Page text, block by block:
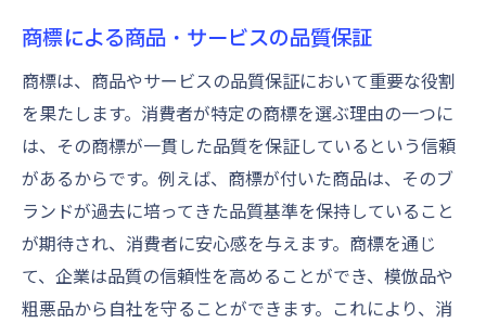
商標制度が提供するブランド育成の新たな視点
ン
商標を通じたブランド育成の長期戦略
新興市場での商標活用事例
商標によるブランド育成の多様なアプロー
チ
商標制度がもたらす未来のブランドビジョ
ン
商標による商品・サービスの品質保証
商標は、商品やサービスの品質保証において重要な役割
を果たします。消費者が特定の商標を選ぶ理由の一つに
は、その商標が一貫した品質を保証しているという信頼
があるからです。例えば、商標が付いた商品は、そのブ
ランドが過去に培ってきた品質基準を保持していること
が期待され、消費者に安心感を与えます。商標を通じ
て、企業は品質の信頼性を高めることができ、模倣品や
粗悪品から自社を守ることができます。これにより、消